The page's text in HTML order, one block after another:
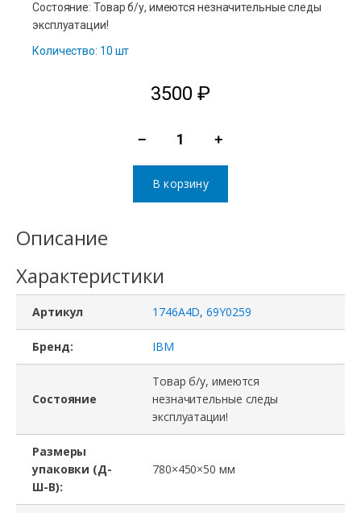
Состояние: Товар б/у, имеются незначительные следы
эксплуатации!
Количество: 10 шт
3500 ₽
−
69Y0259,
IBM
System
Storage
DS3524(24
2.5"),
+
В корзину
Описание
Характеристики
Артикул 1746A4D,69Y0259
Бренд: IBM
Состояние
Товар б/у, имеются
незначительные следы
эксплуатации!
Размеры
упаковки (Д-
Ш-В):
780×450×50 мм